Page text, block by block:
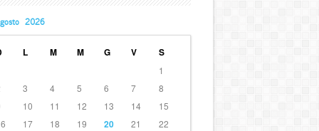
2026
L M M G V S
1
3 4 5 6 7
8
10 11 12 13 14
15
17 18 19 20 21
22